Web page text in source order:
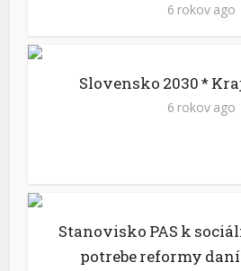
6 rokov ago
Slovensko 2030 *
6 rokov ago
Stanovisko PAS k
potrebe reformy